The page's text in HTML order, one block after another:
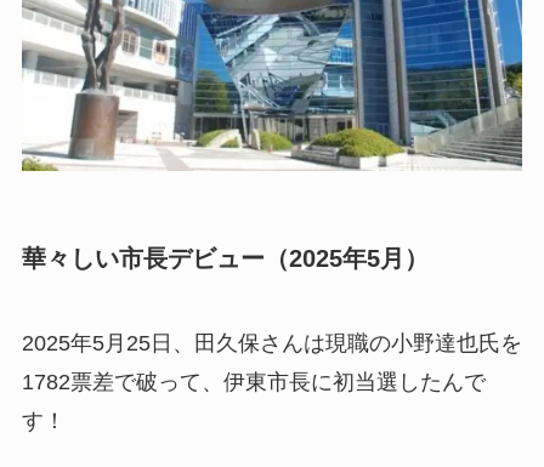
華々しい市長デビュー（2025年5月）
2025年5月25日、田久保さんは現職の小野達也氏を
1782票差で破って、伊東市長に初当選したんで
す！